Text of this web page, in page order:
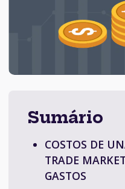
Sumário
COSTOS DE
TRADE
GASTOS